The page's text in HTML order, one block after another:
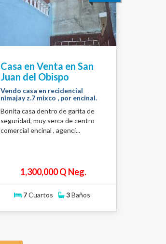
Casa en Venta en San
Juan del Obispo
Vendo casa en recidencial
nimajay z.7 mixco , por encinal.
Bonita casa dentro de garita de
seguridad, muy serca de centro
comercial encinal , agenci...
1,300,000 Q Neg.
7Cuartos 3Baños